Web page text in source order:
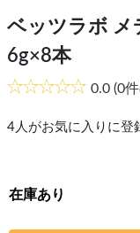
ベッツラボ メ
6g×8本
0.0 (0
4人がお気に入りに登
在庫あり